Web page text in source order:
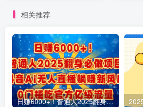
相关推荐
日赚6000+！普通人2025翻身必做项目，抖音Ai无人直播躺赚新风口，0门槛吃官方亿级流量